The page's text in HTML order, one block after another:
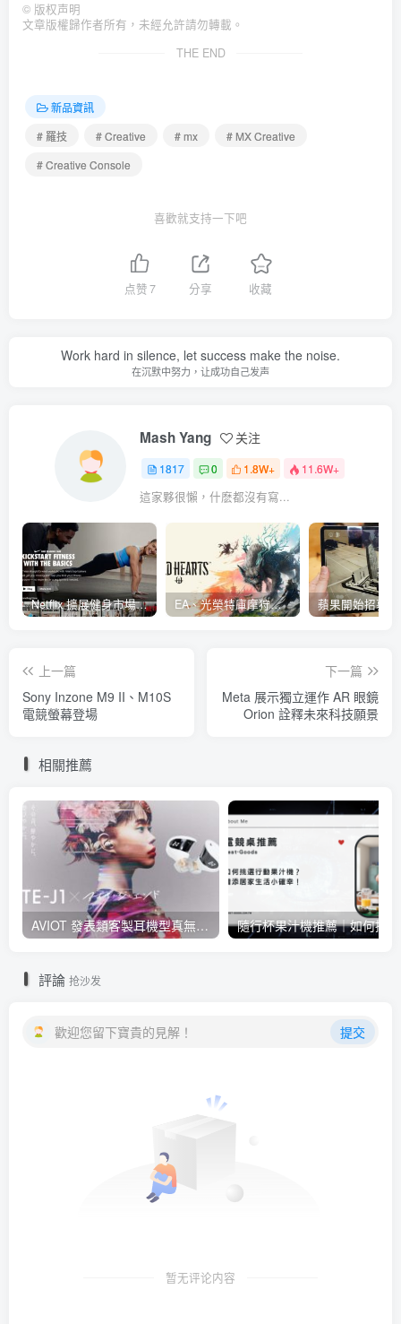
© 版权声明
文章版權歸作者所有，未經允許請勿轉載。
THE END
新品資訊
# 羅技
# Creative # mx
# MX Creative
# Creative Console
喜歡就支持一下吧
点赞7 分享 收藏
Work hard in silence, let success make the noise.
在沉默中努力，让成功自己发声
Mash Yang 关注
1817 0 1.8W+ 11.6W+
這家夥很懶，什麽都沒有寫...
Netflix 擴展健身市場 與 Nike 合作推出《Nike Training Club》系列健身影片 EA、光榮特庫摩狩獵冒險遊戲《WILD HEARTS》公布「強大化獸」宣傳影片
上一篇
Sony Inzone M9 II、M10S
電競螢幕登場
下一篇
Meta 展示獨立運作 AR 眼鏡
Orion 詮釋未來科技願景
相關推薦
AVIOT 發表類客製耳機型真無線耳機 TE-J1 ，具 Hi-Res 認證、與 BiSH 成員 AiNA THE END 合作開發
評論 抢沙发
歡迎您留下寶貴的見解！ 提交
暂无评论内容